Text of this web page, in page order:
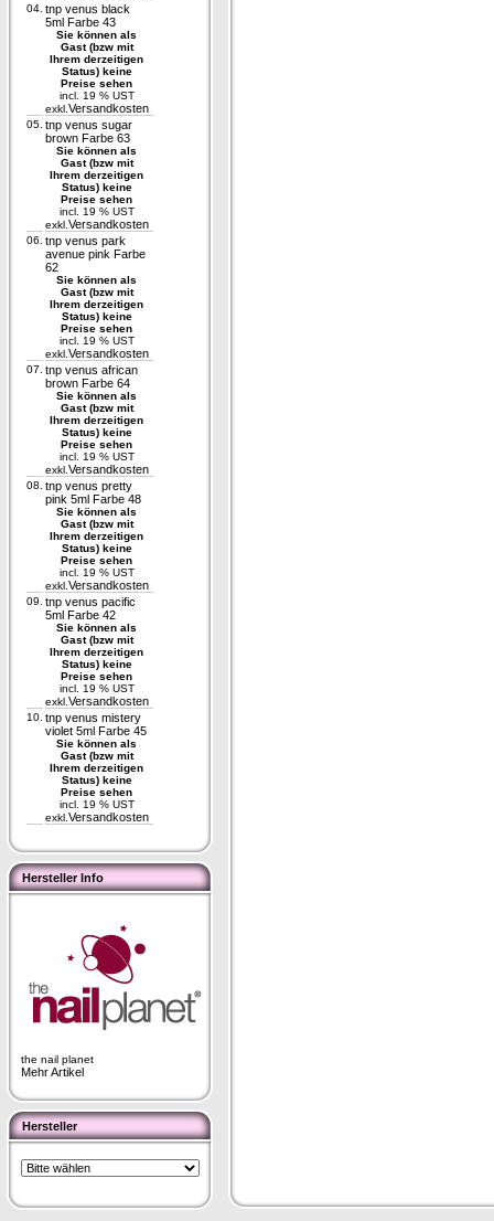
04. tnp venus black
5ml Farbe 43
Sie können als
Gast (bzw mit
Ihrem derzeitigen
Status) keine
Preise sehen
incl. 19 % UST
exkl. Versandkosten
05. tnp venus sugar
brown Farbe 63
Sie können als
Gast (bzw mit
Ihrem derzeitigen
Status) keine
Preise sehen
incl. 19 % UST
exkl. Versandkosten
06. tnp venus park
avenue pink Farbe
62
Sie können als
Gast (bzw mit
Ihrem derzeitigen
Status) keine
Preise sehen
incl. 19 % UST
exkl. Versandkosten
07. tnp venus african
brown Farbe 64
Sie können als
Gast (bzw mit
Ihrem derzeitigen
Status) keine
Preise sehen
incl. 19 % UST
exkl. Versandkosten
08. tnp venus pretty
pink 5ml Farbe 48
Sie können als
Gast (bzw mit
Ihrem derzeitigen
Status) keine
Preise sehen
incl. 19 % UST
exkl. Versandkosten
09. tnp venus pacific
5ml Farbe 42
Sie können als
Gast (bzw mit
Ihrem derzeitigen
Status) keine
Preise sehen
incl. 19 % UST
exkl. Versandkosten
10. tnp venus mistery
violet 5ml Farbe 45
Sie können als
Gast (bzw mit
Ihrem derzeitigen
Status) keine
Preise sehen
incl. 19 % UST
exkl. Versandkosten
Hersteller Info
the nail planet
Mehr Artikel
Hersteller